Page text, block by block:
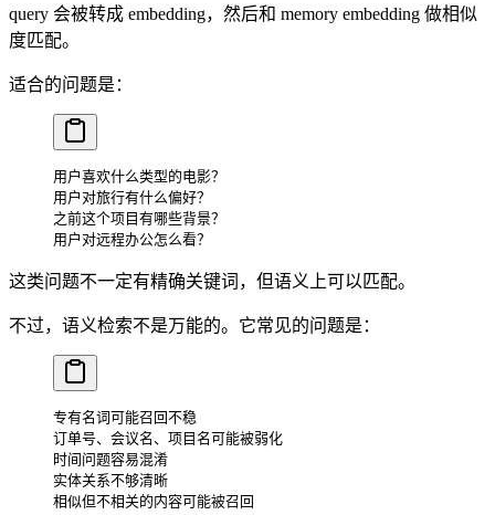
query 会被转成 embedding，然后和 memory embedding 做相似
度匹配。
适合的问题是：
用户喜欢什么类型的电影？
用户对旅行有什么偏好？
之前这个项目有哪些背景？
用户对远程办公怎么看？
这类问题不一定有精确关键词，但语义上可以匹配。
不过，语义检索不是万能的。它常见的问题是：
专有名词可能召回不稳
订单号、会议名、项目名可能被弱化
时间问题容易混淆
实体关系不够清晰
相似但不相关的内容可能被召回